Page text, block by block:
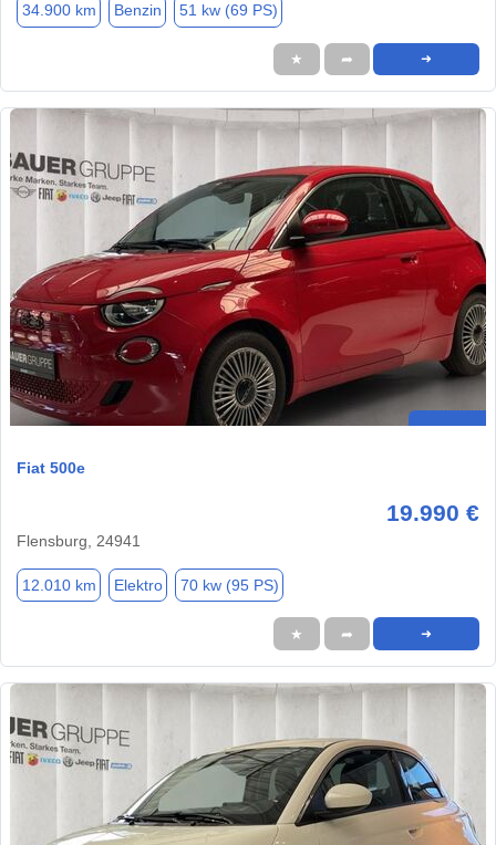
34.900 km Benzin 51 kw (69 PS)
★ ➦ ➜
Fiat 500e
19.990 €
Flensburg, 24941
12.010 km Elektro 70 kw (95 PS)
★ ➦ ➜